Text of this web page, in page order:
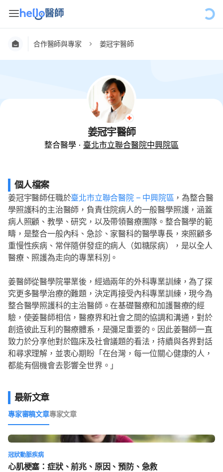
合作醫師與專家 姜冠宇醫師
姜冠宇醫師
整合醫學 · 臺北市立聯合醫院中興院區
個人檔案
姜冠宇醫師任職於臺北市立聯合醫院 – 中興院區 ，為整合醫
學照護科的主治醫師，負責住院病人的一般醫學照護，涵蓋
病人照顧、教學、研究，以及帶領醫療團隊。整合醫學的範
疇，是整合一般內科、急診、家醫科的醫學專長，來照顧多
重慢性疾病、常伴隨併發症的病人（如糖尿病），是以全人
醫療、照護為走向的專業科別。
姜醫師從醫學院畢業後，經過兩年的外科專業訓練，為了探
究更多醫學治療的難題，決定再接受內科專業訓練，現今為
整合醫學照護科的主治醫師。在基礎醫療和加護醫療的經
驗，使姜醫師相信，醫療界和社會之間的協調和溝通，對於
創造彼此互利的醫療體系，是彌足重要的。因此姜醫師一直
致力於分享他對於臨床及社會議題的看法，持續與各界對話
和尋求理解，並衷心期盼「在台灣，每一位關心健康的人，
都能有個機會去影響全世界。」
最新文章
專家審稿文章專家文章
冠狀動脈疾病
心肌梗塞：症狀、前兆、原因、預防、急救